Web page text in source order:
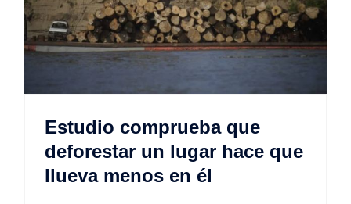
Estudio comprueba que
deforestar un lugar hace que
llueva menos en él